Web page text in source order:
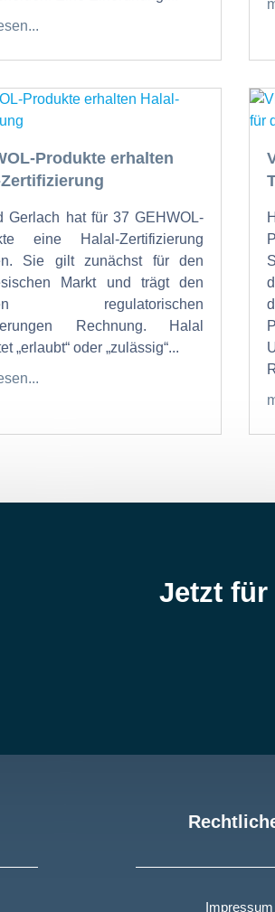
Produkte erhalten
Gerlach hat für 37 GEHWOL-
eine Halal-Zertifizierung
Sie gilt zunächst für den
Markt und trägt den
regulatorischen
Rechnung. Halal
„erlaubt“ oder „zulässig“...
Jetzt für
Impressum